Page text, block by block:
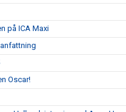
på ICA Maxi
Oscar!